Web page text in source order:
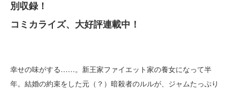
別収録！
コミカライズ、大好評連載中！
幸せの味がする……。新王家ファイエット家の養女になって半
年。結婚の約束をした元（？）暗殺者のルルが、ジャムたっぷり